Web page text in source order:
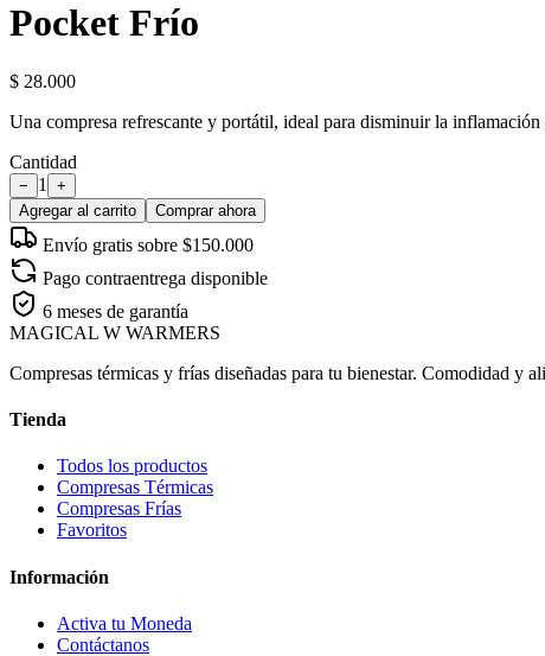
Pocket Frío
$ 28.000
Una compresa refrescante y portátil, ideal para disminuir la
Cantidad
− 1
+
Agregar al carrito
Comprar ahora
Envío gratis sobre $150.000
Pago contraentrega disponible
6 meses de garantía
MAGICAL W WARMERS
Compresas térmicas y frías diseñadas para tu bienestar. Comodidad y
Tienda
Todos los productos
Compresas Térmicas
Compresas Frías
Favoritos
Información
Activa tu Moneda
Contáctanos